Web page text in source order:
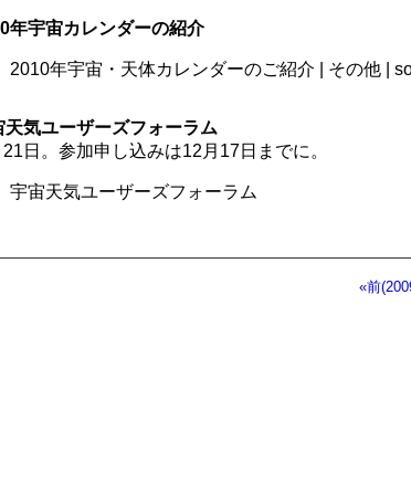
年宇宙カレンダーの紹介
2010年宇宙・天体カレンダーのご紹介 | その他 |
天気ユーザーズフォーラム
日。参加申し込みは12月17日までに。
宇宙天気ユーザーズフォーラム
«前